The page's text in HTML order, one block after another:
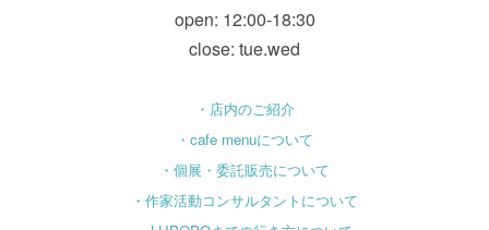
open: 12:00-18:30
close: tue.wed
・店内のご紹介
・cafe menuについて
・個展・委託販売について
・作家活動コンサルタントについて